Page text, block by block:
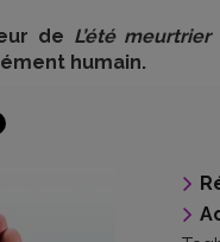
de L’été meurtrier
humain.